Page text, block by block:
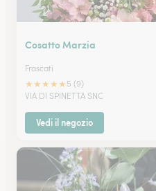
Cosatto Marzia
Frascati
★★★★★ 5 (9)
VIA DI SPINETTA SNC
Vedi il negozio